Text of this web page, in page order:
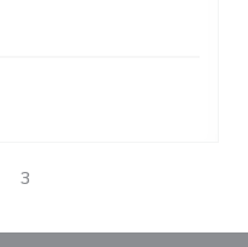
3